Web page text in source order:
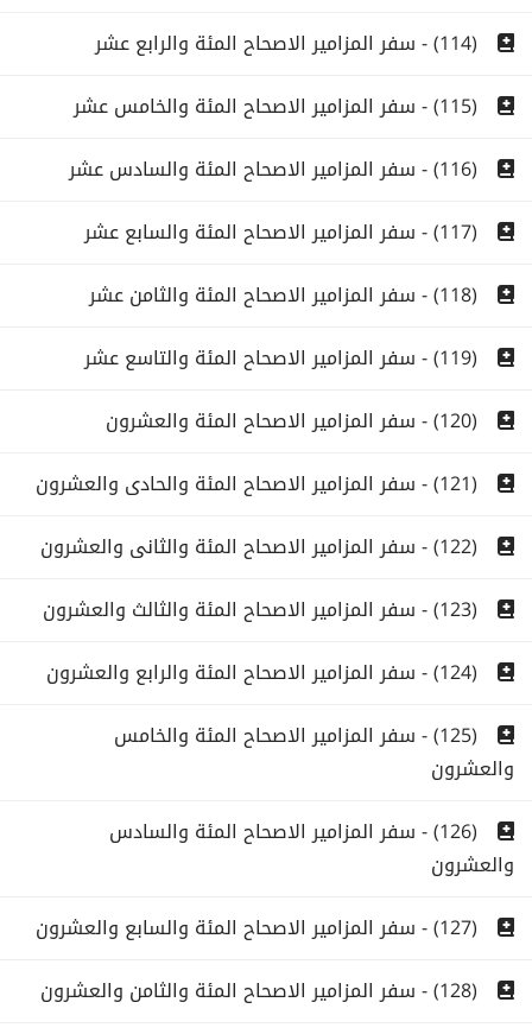
(114) - سفر المزامير الاصحاح المئة والرابع عشر
(115) - سفر المزامير الاصحاح المئة والخامس عشر
(116) - سفر المزامير الاصحاح المئة والسادس عشر
(117) - سفر المزامير الاصحاح المئة والسابع عشر
(118) - سفر المزامير الاصحاح المئة والثامن عشر
(119) - سفر المزامير الاصحاح المئة والتاسع عشر
(120) - سفر المزامير الاصحاح المئة والعشرون
(121) - سفر المزامير الاصحاح المئة والحادى والعشرون
(122) - سفر المزامير الاصحاح المئة والثانى والعشرون
(123) - سفر المزامير الاصحاح المئة والثالث والعشرون
(124) - سفر المزامير الاصحاح المئة والرابع والعشرون
(125) - سفر المزامير الاصحاح المئة والخامس
والعشرون
(126) - سفر المزامير الاصحاح المئة والسادس
والعشرون
(127) - سفر المزامير الاصحاح المئة والسابع والعشرون
(128) - سفر المزامير الاصحاح المئة والثامن والعشرون